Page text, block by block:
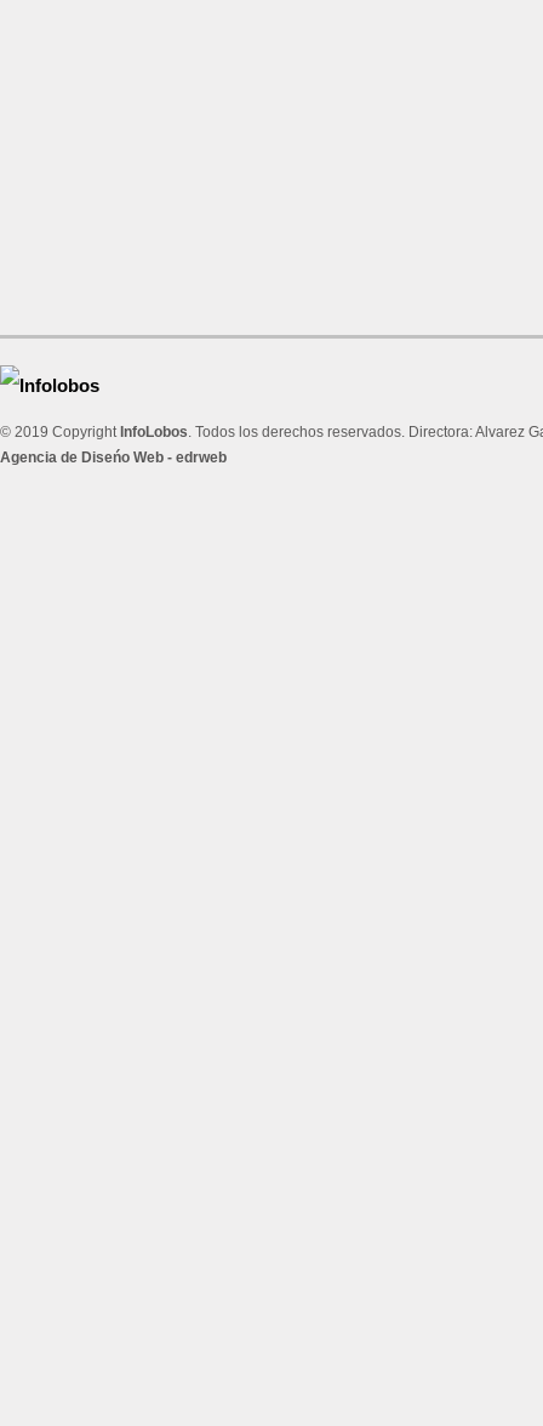
© 2019 Copyright InfoLobos . Todos los derechos reservados. Directora: Alvarez
Agencia de Diseńo Web - edrweb